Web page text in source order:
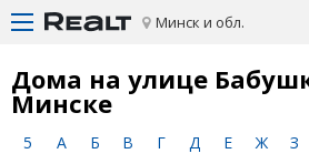
Минск и обл.
Дома на улице
Минске
5 А Б В Г Д Е Ж З